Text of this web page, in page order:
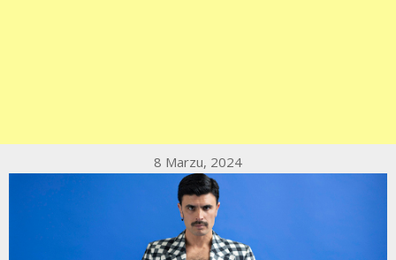
8 Marzu, 2024